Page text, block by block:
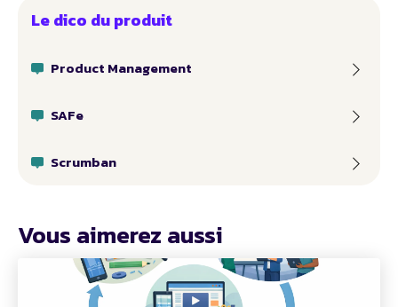
Le dico du produit
Product Management
SAFe
Scrumban
Vous aimerez aussi